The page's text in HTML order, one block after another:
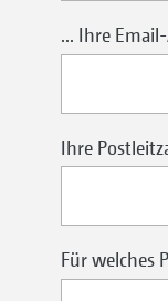
... Ihre
Ihre
Für welches